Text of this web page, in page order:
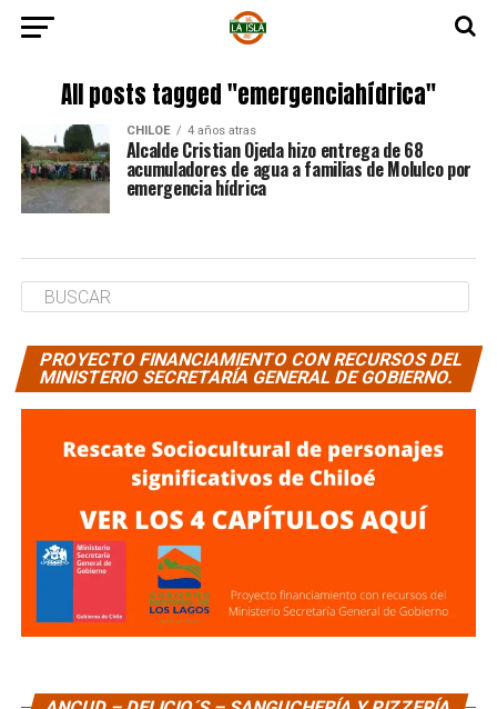
All posts tagged "emergenciahídrica"
CHILOE 4 años atras
Alcalde Cristian Ojeda hizo entrega de 68
acumuladores de agua a familias de Molulco por
emergencia hídrica
PROYECTO FINANCIAMIENTO CON RECURSOS DEL
MINISTERIO SECRETARÍA GENERAL DE GOBIERNO.